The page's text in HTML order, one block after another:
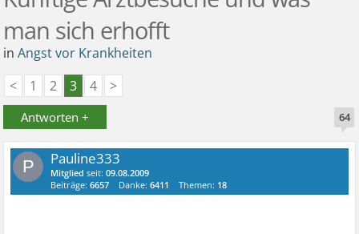
man sich erhofft
inAngst vor Krankheiten
<
1 2 3 4 >
Antworten + 64
P Pauline333
Mitglied seit:09.08.2009
Beiträge:6657 Danke:6411 Themen: 18